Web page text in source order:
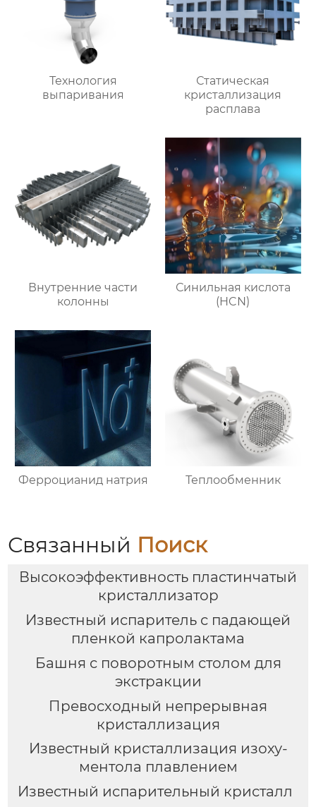
Технология
выпаривания
Статическая
кристаллизация
расплава
Внутренние части
колонны
Синильная кислота
(HCN)
Ферроцианид натрия Теплообменник
Связанный Поиск
Высокоэффективность пластинчатый
кристаллизатор
Известный испаритель с падающей
пленкой капролактама
Башня с поворотным столом для
экстракции
Превосходный непрерывная
кристаллизация
Известный кристаллизация изоху-
ментола плавлением
Известный испарительный кристалл